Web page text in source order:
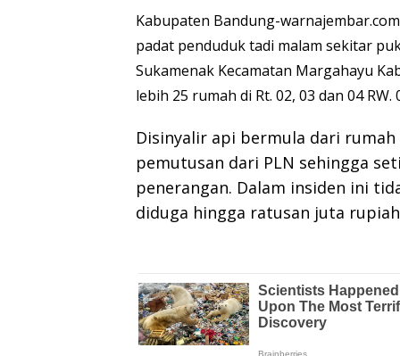
Kabupaten Bandung-
padat penduduk tadi malam sekitar
Sukamenak Kecamatan Margahayu
lebih 25 rumah di Rt. 02, 03 dan 04
Disinyalir api bermula dari
pemutusan dari PLN sehingga
penerangan. Dalam insiden ini
diduga hingga ratusan juta